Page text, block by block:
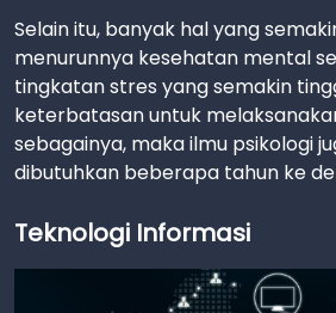
Selain itu, banyak hal yang
menurunnya kesehatan mental
tingkatan stres yang semakin
keterbatasan untuk
sebagainya, maka ilmu psikologi
dibutuhkan beberapa tahun ke
Teknologi Informasi